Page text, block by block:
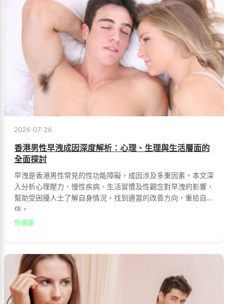
2026-07-26
香港男性早洩成因深度解析：心理、生理與生活層面的
全面探討
早洩是香港男性常見的性功能障礙，成因涉及多重因素。本文深
入分析心理壓力、慢性疾病、生活習慣及性觀念對早洩的影響，
幫助受困擾人士了解自身情況，找到適當的改善方向，重拾自
信。
性健康